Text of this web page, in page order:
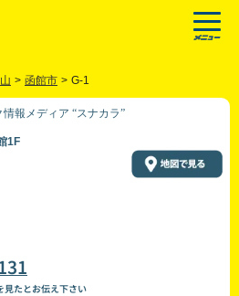
> 函館市 > G-1
報メディア “スナカラ”
1F
見たとお伝え下さい